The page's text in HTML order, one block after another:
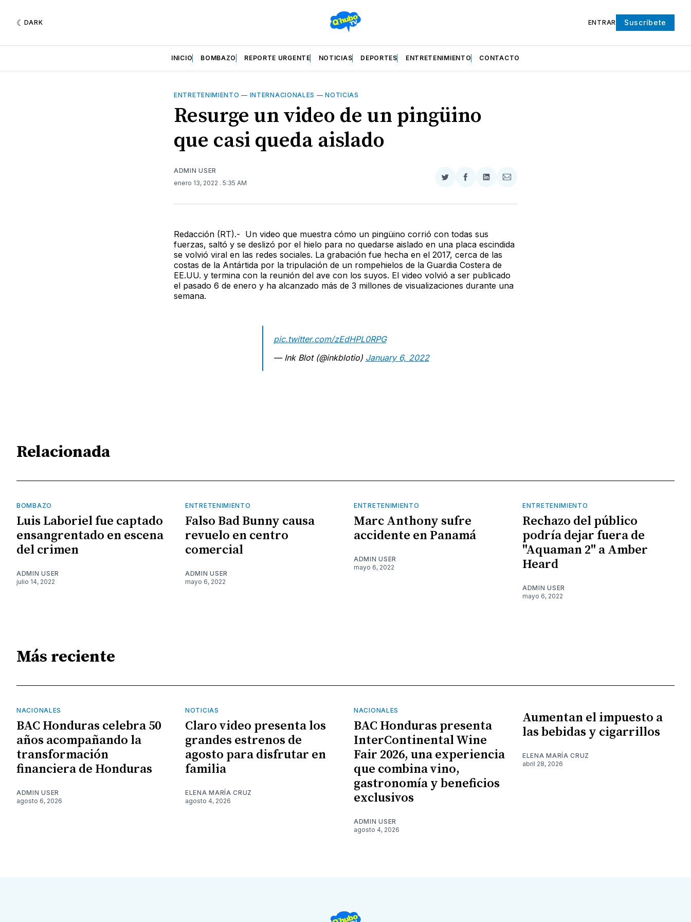
DARK ENTRAR Suscríbete
INICIO BOMBAZO REPORTE URGENTE NOTICIAS DEPORTES ENTRETENIMIENTO CONTACTO
ENTRETENIMIENTO — INTERNACIONALES —NOTICIAS
Resurge un video de un pingüino
que casi queda aislado
ADMIN USER
enero 13, 2022 . 5:35 AM
Compartir
Twitter
Compartir
Facebook
Compartir
LinkedIn
Compartir
Email
Redacción (RT).- Un video que muestra cómo un pingüino corrió con todas sus
fuerzas, saltó y se deslizó por el hielo para no quedarse aislado en una placa escindida
se volvió viral en las redes sociales. La grabación fue hecha en el 2017, cerca de las
costas de la Antártida por la tripulación de un rompehielos de la Guardia Costera de
EE.UU. y termina con la reunión del ave con los suyos. El video volvió a ser publicado
el pasado 6 de enero y ha alcanzado más de 3 millones de visualizaciones durante una
semana.
pic.twitter.com/zEdHPL0RPG
— Ink Blot (@inkblotio) January 6, 2022
Relacionada
BOMBAZO
Luis Laboriel fue captado
ensangrentado en escena
del crimen
ADMIN USER
julio 14, 2022
ENTRETENIMIENTO
Falso Bad Bunny causa
revuelo en centro
comercial
ADMIN USER
mayo 6, 2022
ENTRETENIMIENTO
Marc Anthony sufre
accidente en Panamá
ADMIN USER
mayo 6, 2022
ENTRETENIMIENTO
Rechazo del público
podría dejar fuera de
"Aquaman 2" a Amber
Heard
ADMIN USER
mayo 6, 2022
Más reciente
NACIONALES
BAC Honduras celebra 50
años acompañando la
transformación
financiera de Honduras
ADMIN USER
agosto 6, 2026
NOTICIAS
Claro video presenta los
grandes estrenos de
agosto para disfrutar en
familia
ELENA MARÍA CRUZ
agosto 4, 2026
NACIONALES
BAC Honduras presenta
InterContinental Wine
Fair 2026, una experiencia
que combina vino,
gastronomía y beneficios
exclusivos
ADMIN USER
agosto 4, 2026
Aumentan el impuesto a
las bebidas y cigarrillos
ELENA MARÍA CRUZ
abril 28, 2026